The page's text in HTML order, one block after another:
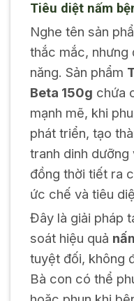
Tiêu diệt nấm
Nghe tên sản
thắc mắc, nhưng
năng. Sản phẩm
Beta 150g chứa
mạnh mẽ, khi
phát triển, tạo
tranh dinh dưỡng
đồng thời tiết ra
ức chế và tiêu
Đây là giải pháp
soát hiệu quả
tuyệt đối, không
Bà con có thể